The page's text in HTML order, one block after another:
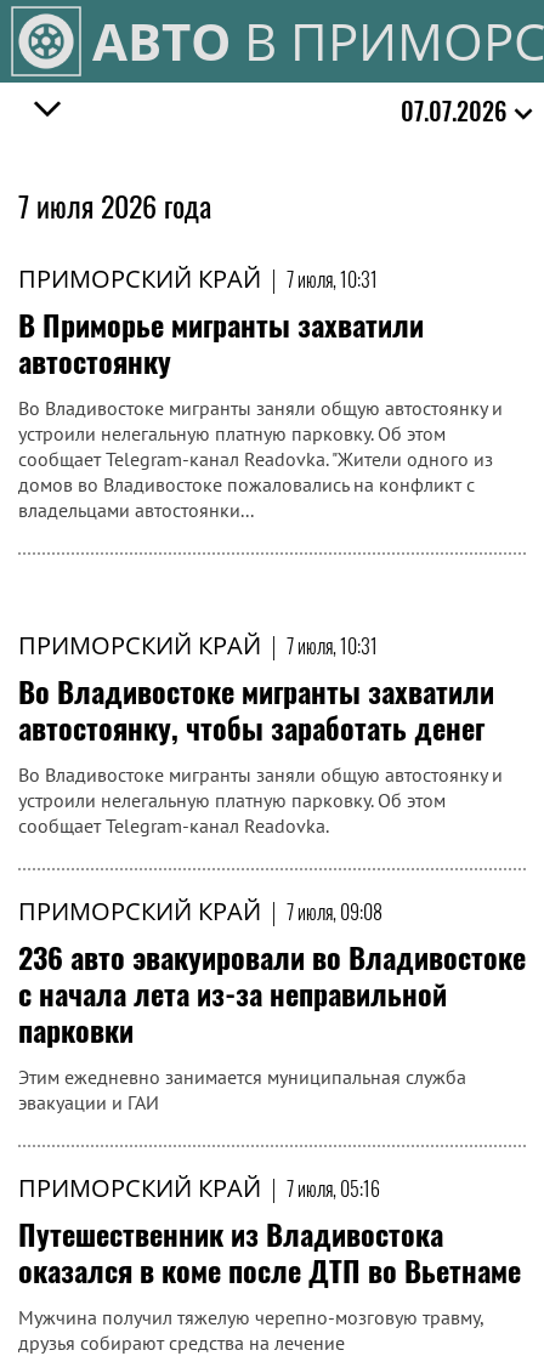
АВТО В
07.07.2026
7 июля 2026 года
ПРИМОРСКИЙ КРАЙ | 7 июля, 10:31
В Приморье мигранты захватили
автостоянку
Во Владивостоке мигранты заняли общую автостоянку и
устроили нелегальную платную парковку. Об этом
сообщает Telegram-канал Readovka. "Жители одного из
домов во Владивостоке пожаловались на конфликт с
владельцами автостоянки...
ПРИМОРСКИЙ КРАЙ | 7 июля, 10:31
Во Владивостоке мигранты захватили
автостоянку, чтобы заработать денег
Во Владивостоке мигранты заняли общую автостоянку и
устроили нелегальную платную парковку. Об этом
сообщает Telegram-канал Readovka.
ПРИМОРСКИЙ КРАЙ | 7 июля, 09:08
236 авто эвакуировали во Владивостоке
с начала лета из-за неправильной
парковки
Этим ежедневно занимается муниципальная служба
эвакуации и ГАИ
ПРИМОРСКИЙ КРАЙ | 7 июля, 05:16
Путешественник из Владивостока
оказался в коме после ДТП во Вьетнаме
Мужчина получил тяжелую черепно-мозговую травму,
друзья собирают средства на лечение